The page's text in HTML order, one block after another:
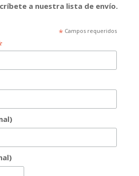
a nuestra lista de envío.
*Campos requeridos